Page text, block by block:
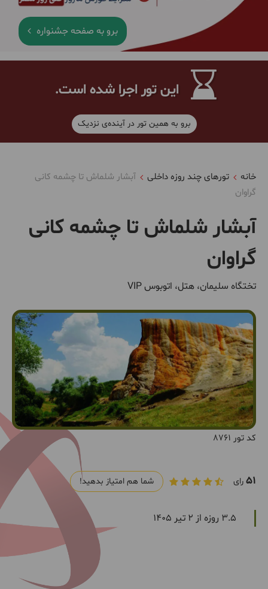
برو به صفحه جشنواره
این تور اجرا شده است.
برو به همین تور در آینده‌ی نزدیک
خانه تورهای چند روزه داخلی
آبشار شلماش تا چشمه کانی
گراوان
آبشار شلماش تا چشمه کانی
گراوان
تختگاه سلیمان، هتل، اتوبوس VIP
کد تور 8761
51 رای شما هم امتیاز بدهید!
3.5 روزه از 2 تیر 1405